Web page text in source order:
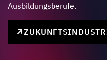
Ausbildungsberufe.